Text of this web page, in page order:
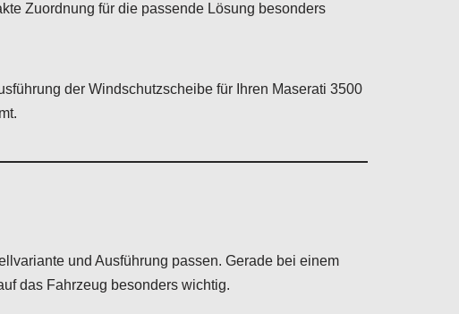
Zuordnung für die passende Lösung besonders
der Windschutzscheibe für Ihren Maserati 3500
und Ausführung passen. Gerade bei einem
das Fahrzeug besonders wichtig.